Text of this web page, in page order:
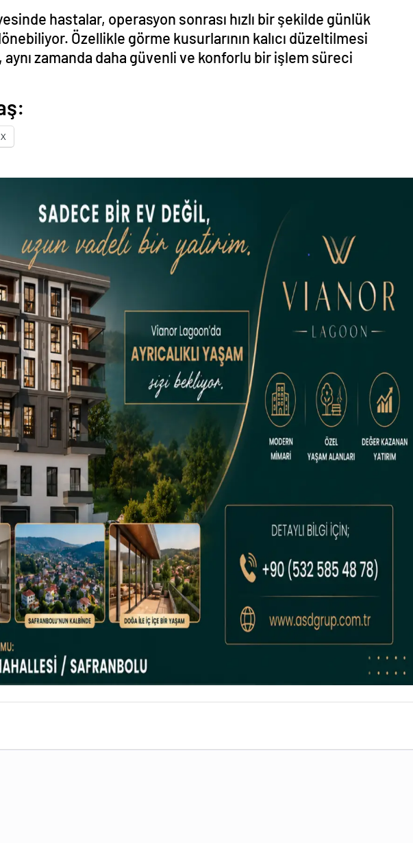
hastalar, operasyon sonrası hızlı bir şekilde günlük
Özellikle görme kusurlarının kalıcı düzeltilmesi
zamanda daha güvenli ve konforlu bir işlem süreci
X